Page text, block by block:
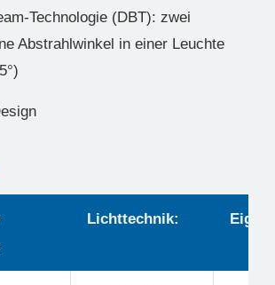
Technologie (DBT): zwei
Abstrahlwinkel in einer Leuchte
Lichttechnik: